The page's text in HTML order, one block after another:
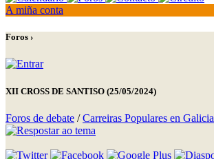
A miña conta
Foros ›
XII CROSS DE SANTISO (25/05/2024)
Foros de debate /Carreiras Populares en Galicia